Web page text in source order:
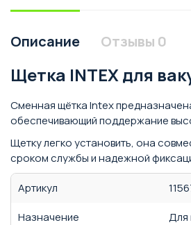
Описание Отзывы 0
Щетка INTEX для
Сменная щётка Intex
обеспечивающий поддержание
Щетку легко установить, она
сроком службы и надежной
Артикул
Назначение
Для